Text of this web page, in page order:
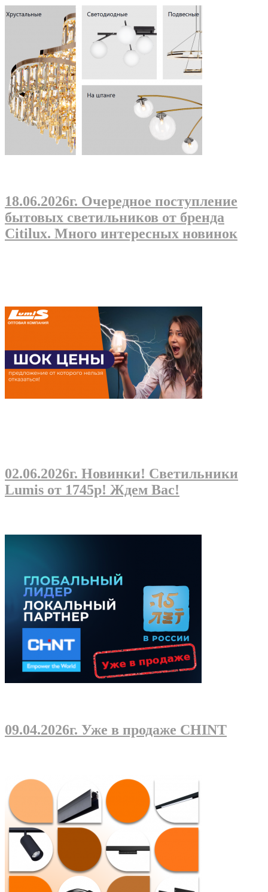
18.06.2026г. Очередное поступление
бытовых светильников от бренда
Citilux. Много интересных новинок
02.06.2026г. Новинки! Светильники
Lumis от 1745р! Ждем Вас!
09.04.2026г. Уже в продаже CHINT